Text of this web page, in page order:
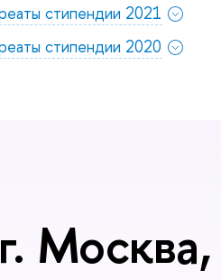
стипендии 2021
стипендии 2020